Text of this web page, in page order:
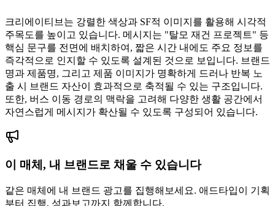
크리에이티브는 강렬한 색상과 SF적 이미지를 활용해 시각적
주목도를 높이고 있습니다. 메시지는 "탈모 재건 프로젝트" 등
핵심 문구를 전면에 배치하여, 짧은 시간 내에도 주요 정보를
즉각적으로 인지할 수 있도록 설계된 것으로 보입니다. 브랜드
명과 제품명, 그리고 제품 이미지가 명확하게 드러나 반복 노
출 시 브랜드 자산이 효과적으로 축적될 수 있는 구조입니다.
또한, 버스 이동 경로의 맥락을 고려해 다양한 생활 공간에서
자연스럽게 메시지가 확산될 수 있도록 구성되어 있습니다.
이 매체, 내 브랜드로 채울 수 있습니다
같은 매체에 내 브랜드 광고를 집행해보세요. 애드타입이 기획
부터 집행, 성과보고까지 함께합니다.